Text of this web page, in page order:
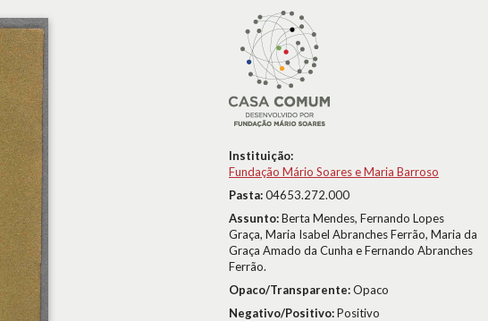
Instituição:
Fundação Mário Soares e Maria Barroso
Pasta:04653.272.000
Assunto:Berta Mendes, Fernando Lopes
Graça, Maria Isabel Abranches Ferrão, Maria da
Graça Amado da Cunha e Fernando Abranches
Ferrão.
Opaco/Transparente:Opaco
Negativo/Positivo:Positivo